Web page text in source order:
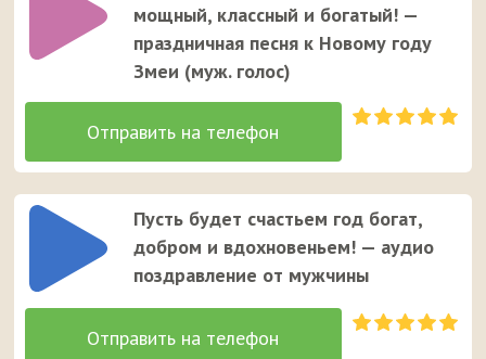
мощный, классный и богатый! —
праздничная песня к Новому году
Змеи (муж. голос)
Пусть будет счастьем год богат,
добром и вдохновеньем! — аудио
поздравление от мужчины